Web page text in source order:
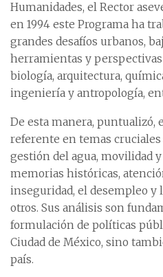
Humanidades, el Rector
en 1994 este Programa ha
grandes desafíos urbanos,
herramientas y
biología, arquitectura,
ingeniería y antropología,
De esta manera, puntualizó,
referente en temas cruciales
gestión del agua, movilidad
memorias históricas,
inseguridad, el desempleo y
otros. Sus análisis son
formulación de políticas
Ciudad de México, sino
país.